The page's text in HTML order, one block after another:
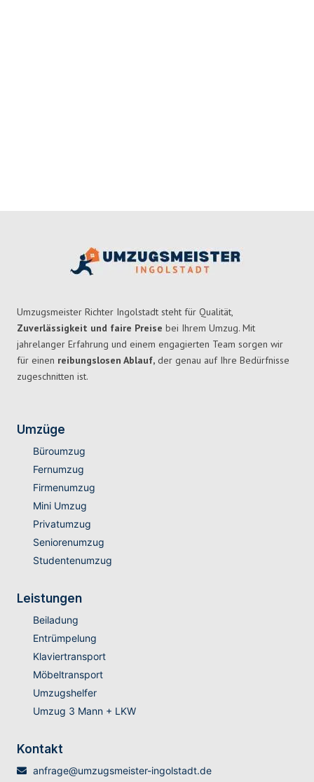
Umzugsmeister Richter Ingolstadt steht für Qualität,
Zuverlässigkeit und faire Preise bei Ihrem Umzug. Mit
jahrelanger Erfahrung und einem engagierten Team sorgen wir
für einen reibungslosen Ablauf, der genau auf Ihre Bedürfnisse
zugeschnitten ist.
Umzüge
Büroumzug
Fernumzug
Firmenumzug
Mini Umzug
Privatumzug
Seniorenumzug
Studentenumzug
Leistungen
Beiladung
Entrümpelung
Klaviertransport
Möbeltransport
Umzugshelfer
Umzug 3 Mann + LKW
Kontakt
anfrage@umzugsmeister-ingolstadt.de